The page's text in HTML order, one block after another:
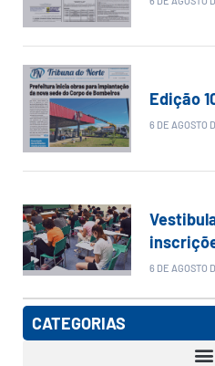
Edição
6 DE AGOSTO
6 DE AGOSTO
CATEGORIAS